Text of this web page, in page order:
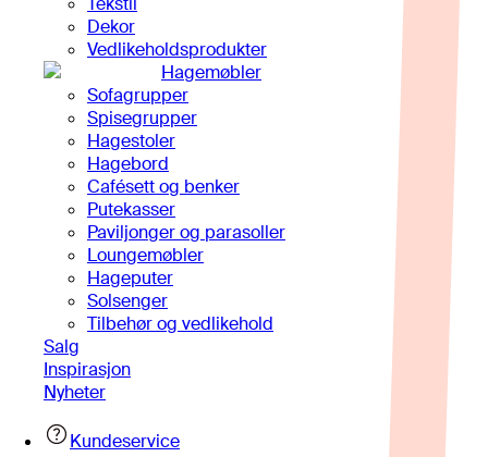
Dekor
Vedlikeholdsprodukter
Hagemøbler
Sofagrupper
Spisegrupper
Hagestoler
Hagebord
Cafésett og benker
Putekasser
Paviljonger og parasoller
Loungemøbler
Hageputer
Solsenger
Tilbehør og vedlikehold
Salg
Inspirasjon
Nyheter
Kundeservice